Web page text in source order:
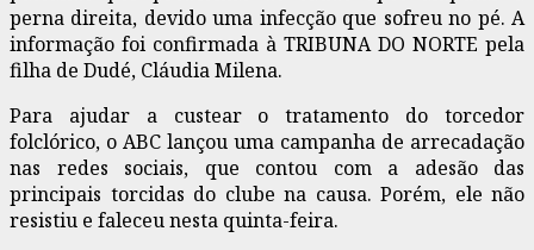
perna direita, devido uma infecção que sofreu no pé. A
informação foi confirmada à TRIBUNA DO NORTE pela
filha de Dudé, Cláudia Milena.
Para ajudar a custear o tratamento do torcedor
folclórico, o ABC lançou uma campanha de arrecadação
nas redes sociais, que contou com a adesão das
principais torcidas do clube na causa. Porém, ele não
resistiu e faleceu nesta quinta-feira.